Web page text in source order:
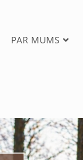
PAR MUMS